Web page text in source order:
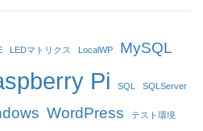
LEDマトリクス LocalWP MySQL
Pi SQL SQLServer
WordPress テスト環境